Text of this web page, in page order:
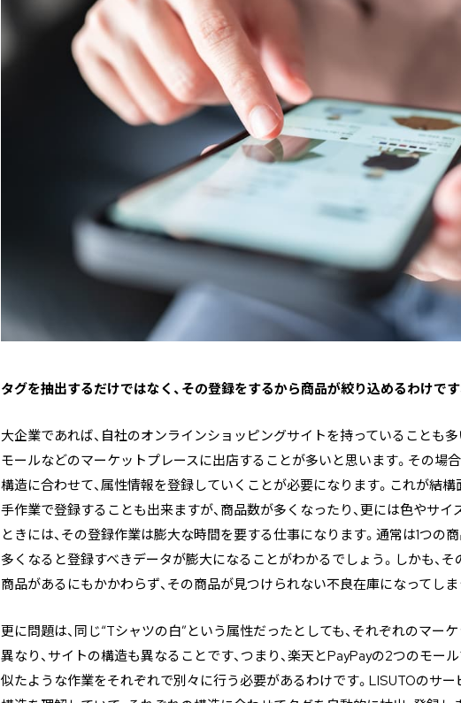
―――タグを抽出するだけではなく、その登録をするから商品が絞り込めるわけです
大企業であれば、自社のオンラインショッピングサイトを持っていることも多
モールなどのマーケットプレースに出店することが多いと思います。その場
構造に合わせて、属性情報を登録していくことが必要になります。これが結構
手作業で登録することも出来ますが、商品数が多くなったり、更には色やサ
ときには、その登録作業は膨大な時間を要する仕事になります。通常は1つの
多くなると登録すべきデータが膨大になることがわかるでしょう。しかも、そ
商品があるにもかかわらず、その商品が見つけられない不良在庫になってしま
更に問題は、同じ“Tシャツの白”という属性だったとしても、それぞれのマー
異なり、サイトの構造も異なることです、つまり、楽天とPayPayの2つのモー
似たような作業をそれぞれで別々に行う必要があるわけです。LISUTOのサー